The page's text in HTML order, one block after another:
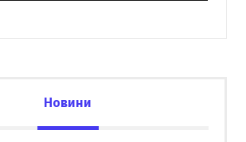
Новини